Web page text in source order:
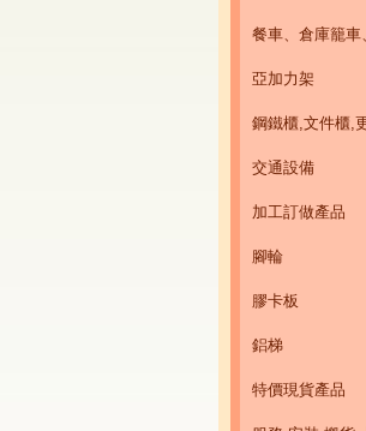
餐車、倉庫籠車
亞加力架
鋼鐵櫃,文件櫃,
交通設備
加工訂做產品
腳輪
膠卡板
鋁梯
特價現貨產品